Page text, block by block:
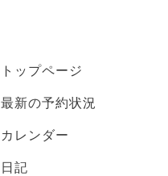
トップページ
最新の予約状況
カレンダー
日記